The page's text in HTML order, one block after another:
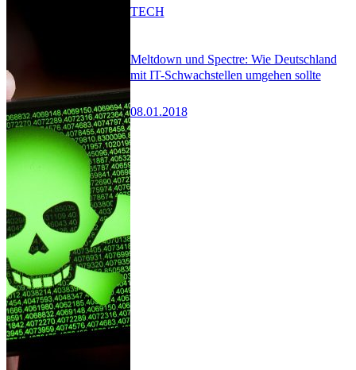
Meltdown und Spectre: Wie Deutschland
mit IT-Schwachstellen umgehen sollte
08.01.2018
TECH